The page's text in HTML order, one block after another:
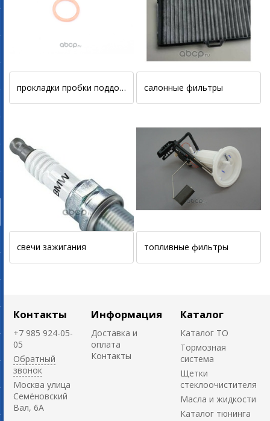
прокладки пробки поддона двигателя салонные фильтры
свечи зажигания топливные фильтры
Контакты
+7 985 924-05-
05
Обратный
звонок
Москва улица
Семёновский
Вал, 6А
Информация
Доставка и
оплата
Контакты
Каталог
Каталог ТО
Тормозная
система
Щетки
стеклоочистителя
Масла и жидкости
Каталог тюнинга